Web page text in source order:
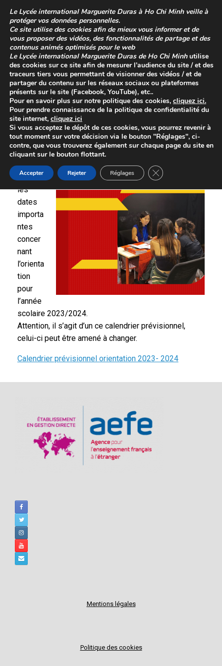
content
Calendrier de l’orientation
Retrouv
ez
toutes
les
dates
importa
ntes
concer
nant
l’orienta
tion
pour
l’année
scolaire 2023/2024.
Attention, il s’agit d’un ce calendrier prévisionnel,
celui-ci peut être amené à changer.
Calendrier prévisionnel orientation 2023- 2024
Mentions légales
Politique des cookies
Le Lycée international Marguerite Duras à Ho Chi Minhveille à
protéger vos données personnelles.
Ce site utilise des cookies afin de mieux vous informer et de
vous proposer des vidéos, des fonctionnalités de partage et des
contenus animés optimisés pour le web
Le Lycée international Marguerite Duras de Ho Chi Minhutilise
des cookies sur ce site afin de mesurer l’audience du site / et des
traceurs tiers vous permettant de visionner des vidéos / et de
partager du contenu sur les réseaux sociaux ou plateformes
présents sur le site (Facebook, YouTube), etc..
Pour en savoir plus sur notre politique des cookies, cliquez ici.
Pour prendre connaissance de la politique de confidentialité du
site internet, cliquez ici
Si vous acceptez le dépôt de ces cookies, vous pourrez revenir à
tout moment sur votre décision via le bouton "Réglages", ci-
contre, que vous trouverez également sur chaque page du site en
cliquant sur le bouton flottant.
Accepter Rejeter Réglages Close GDPR Cookie